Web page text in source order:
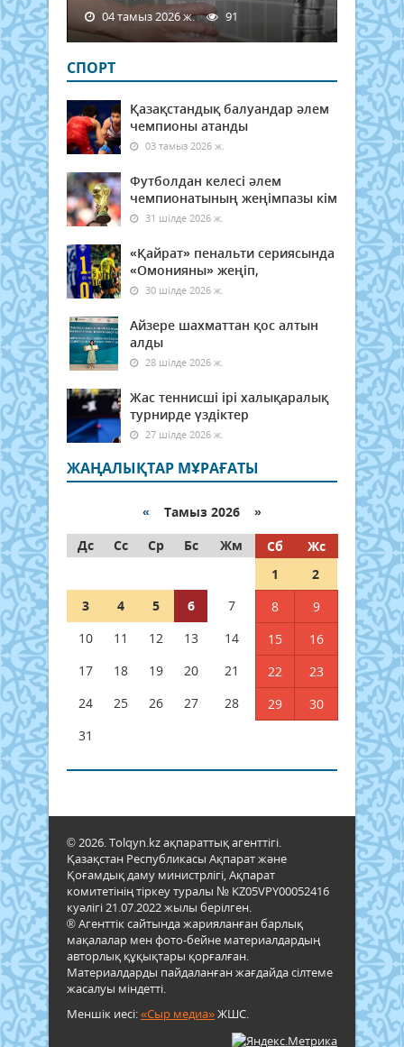
04 тамыз 2026 ж. 91
СПОРТ
Қазақстандық балуандар әлем
чемпионы атанды
03 тамыз 2026 ж.
Футболдан келесі әлем
чемпионатының жеңімпазы кім
31 шілде 2026 ж.
«Қайрат» пенальти сериясында
«Омонияны» жеңіп,
30 шілде 2026 ж.
Айзере шахматтан қос алтын
алды
28 шілде 2026 ж.
Жас теннисші ірі халықаралық
турнирде үздіктер
27 шілде 2026 ж.
ЖАҢАЛЫҚТАР МҰРАҒАТЫ
« Тамыз 2026 »
Дс
Сс Ср Бс Жм Сб
Жс
1
2
3
4 5 6 7 8
9
10
11 12 13 14 15
16
17
18 19 20 21 22
23
24
25 26 27 28 29
30
31
© 2026. Tolqyn.kz ақпараттық агенттігі.
Қазақстан Республикасы Ақпарат және
Қоғамдық даму министрлігі, Ақпарат
комитетінің тіркеу туралы № KZ05VPY00052416
куәлігі 21.07.2022 жылы берілген.
® Агенттік сайтында жарияланған барлық
мақалалар мен фото-бейне материалдардың
авторлық құқықтары қорғалған.
Материалдарды пайдаланған жағдайда сілтеме
жасалуы міндетті.
Меншік иесі:«Сыр медиа»ЖШС.